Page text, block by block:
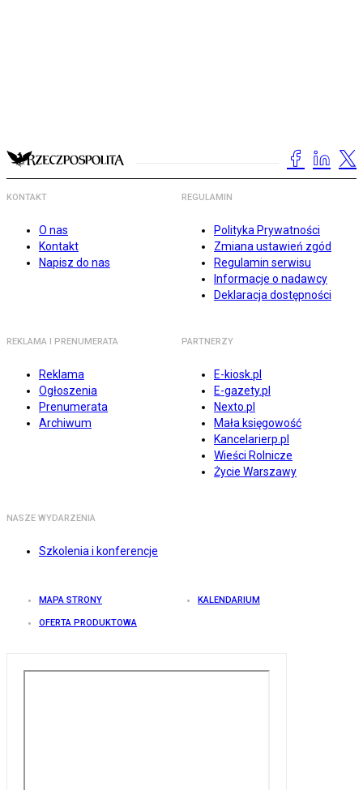
KONTAKT
O nas
Kontakt
Napisz do nas
REGULAMIN
Polityka Prywatności
Zmiana ustawień zgód
Regulamin serwisu
Informacje o nadawcy
Deklaracja dostępności
REKLAMA I PRENUMERATA
Reklama
Ogłoszenia
Prenumerata
Archiwum
PARTNERZY
E-kiosk.pl
E-gazety.pl
Nexto.pl
Mała księgowość
Kancelarierp.pl
Wieści Rolnicze
Życie Warszawy
NASZE WYDARZENIA
Szkolenia i konferencje
MAPA STRONY KALENDARIUM
OFERTA PRODUKTOWA